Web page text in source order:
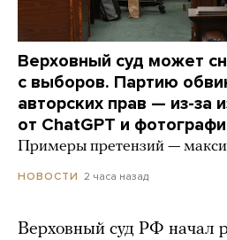
Верховный суд может
с выборов. Партию
авторских прав — из-за
от ChatGPT и
Примеры претензий —
НОВОСТИ 2 часа назад
Верховный суд РФ начал